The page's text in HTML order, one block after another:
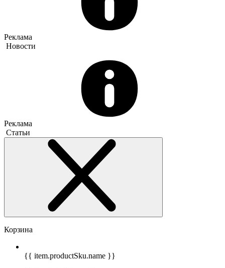
Реклама
Новости
Реклама
Статьи
Корзина
{{ item.productSku.name }}